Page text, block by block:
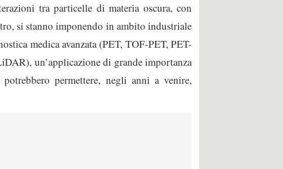
tra particelle di materia oscura, con
si stanno imponendo in ambito industriale
medica avanzata (PET, TOF-PET, PET-
un’applicazione di grande importanza
permettere, negli anni a venire,